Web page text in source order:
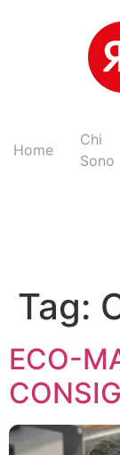
Home
Chi
Sono
Tag:
ECO-